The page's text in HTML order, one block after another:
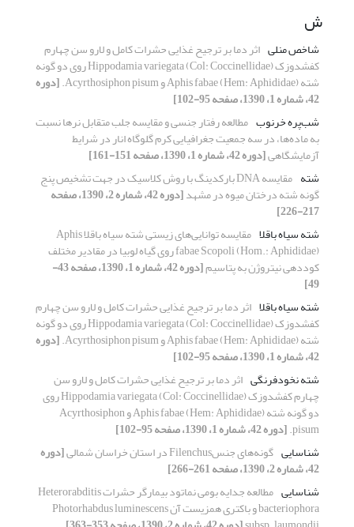
ش
شاخص منلی اثر دما بر ترجیح غذایی حشرات کامل و لارو سن چهارم
کفشدوزک Hippodamia variegata (Col: Coccinellidae) روی دو گونه
شته Aphis fabae (Hem: Aphididae) و Acyrthosiphon pisum. [دوره
42، شماره 1، 1390، صفحه 95-102]
شب‌پره خرنوب مطالعه رفتار جنسی و مقایسه جلب متقابل نرها نسبت
به ماده‌ها، در سه جمعیت جغرافیایی کرم گلوگاه انار در شرایط
آزمایشگاهی[دوره 42، شماره 1، 1390، صفحه 151-161]
شته
مقایسه DNA بارکدینگ با روش کلاسیک در جهت تشخیص پنج
گونه شته درختان میوه در مشهد [دوره 42، شماره 2، 1390، صفحه
217-226]
شته سیاه باقلا
مقایسه توانایی‌های زیستی شته سیاه باقلا Aphis
fabae Scopoli (Hom.: Aphididae) روی گیاه لوبیا در مقادیر مختلف
کوددهی نیتروژن به پتاسیم [دوره 42، شماره 1، 1390، صفحه 43-
49]
شته سیاه باقلا اثر دما بر ترجیح غذایی حشرات کامل و لارو سن چهارم
کفشدوزک Hippodamia variegata (Col: Coccinellidae) روی دو گونه
شته Aphis fabae (Hem: Aphididae) و Acyrthosiphon pisum. [دوره
42، شماره 1، 1390، صفحه 95-102]
شته نخودفرنگی اثر دما بر ترجیح غذایی حشرات کامل و لارو سن
چهارم کفشدوزک Hippodamia variegata (Col: Coccinellidae) روی
دو گونه شته Aphis fabae (Hem: Aphididae) و Acyrthosiphon
pisum. [دوره 42، شماره 1، 1390، صفحه 95-102]
شناسایی گونه‌های جنسFilenchus در استان خراسان شمالی [دوره
42، شماره 2، 1390، صفحه 261-266]
شناسایی
مطالعه جدایه بومی نماتود بیمارگر حشرات Heterorabditis
bacteriophora و باکتری همزیست آن Photorhabdus luminescens